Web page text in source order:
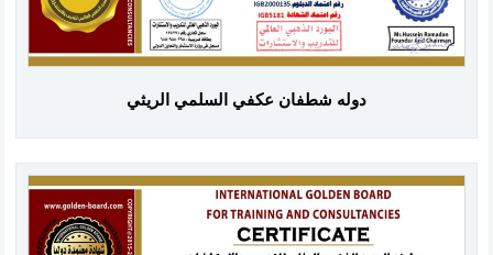
دوله شطفان عكفي السلمي الريثي